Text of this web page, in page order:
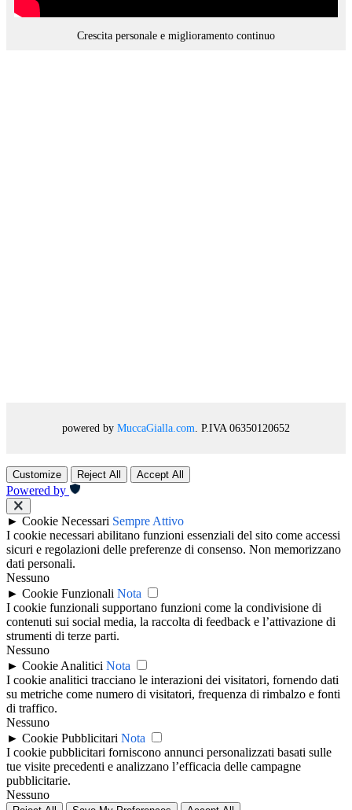
Crescita personale e miglioramento continuo
powered by MuccaGialla.com . P.IVA 06350120652
Customize Reject All Accept All
Powered by
► Cookie Necessari Sempre Attivo
I cookie necessari abilitano funzioni essenziali del sito come accessi
sicuri e regolazioni delle preferenze di consenso. Non memorizzano
dati personali.
Nessuno
► Cookie Funzionali Nota
I cookie funzionali supportano funzioni come la condivisione di
contenuti sui social media, la raccolta di feedback e l’attivazione di
strumenti di terze parti.
Nessuno
► Cookie Analitici Nota
I cookie analitici tracciano le interazioni dei visitatori, fornendo dati
su metriche come numero di visitatori, frequenza di rimbalzo e fonti
di traffico.
Nessuno
► Cookie Pubblicitari Nota
I cookie pubblicitari forniscono annunci personalizzati basati sulle
tue visite precedenti e analizzano l’efficacia delle campagne
pubblicitarie.
Nessuno